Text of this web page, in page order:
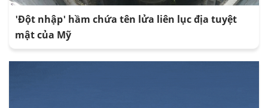
'Đột nhập' hầm chứa tên lửa liên lục địa tuyệt
mật của Mỹ